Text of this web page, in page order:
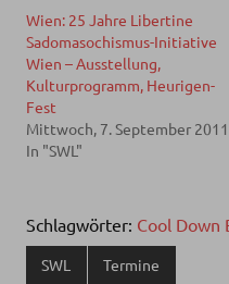
Wien: 25 Jahre Libertine
Sadomasochismus-Initiative
Wien – Ausstellung,
Kulturprogramm, Heurigen-
Fest
Mittwoch, 7. September 2011
In "SWL"
Schlagwörter: Cool Down
SWL Termine